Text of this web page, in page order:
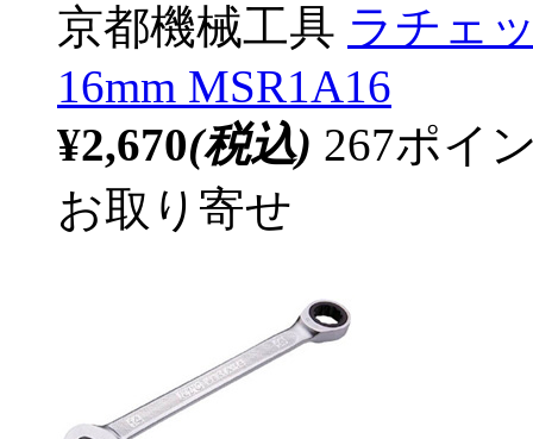
京都機械工具 ラチェ
16mm MSR1A16
¥2,670(税込) 267ポイ
お取り寄せ